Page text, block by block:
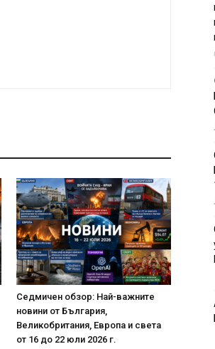
Седмичен обзор: Най-важните
новини от България,
Великобритания, Европа и света
от 16 до 22 юли 2026 г.